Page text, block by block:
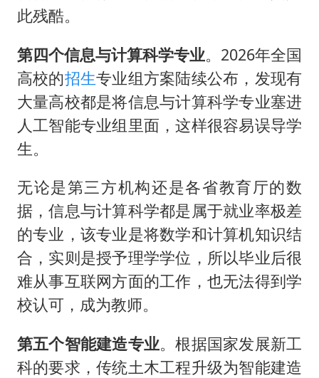
此残酷。
第四个信息与计算科学专业。2026年全国
高校的招生专业组方案陆续公布，发现有
大量高校都是将信息与计算科学专业塞进
人工智能专业组里面，这样很容易误导学
生。
无论是第三方机构还是各省教育厅的数
据，信息与计算科学都是属于就业率极差
的专业，该专业是将数学和计算机知识结
合，实则是授予理学学位，所以毕业后很
难从事互联网方面的工作，也无法得到学
校认可，成为教师。
第五个智能建造专业。根据国家发展新工
科的要求，传统土木工程升级为智能建造